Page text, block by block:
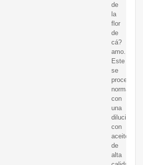
de
la
flor
de
cá?
amo.
Este
se
procesa
con
una
dilución
con
aceite
de
alta